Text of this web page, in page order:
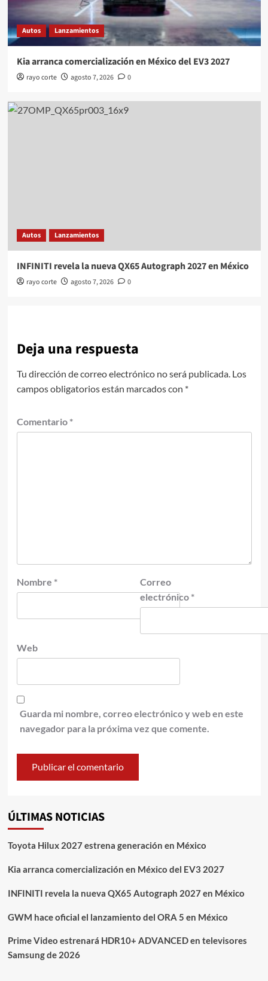
Autos Lanzamientos
Kia arranca comercialización en México del EV3 2027
rayo corte agosto 7, 2026 0
Autos Lanzamientos
INFINITI revela la nueva QX65 Autograph 2027 en México
rayo corte agosto 7, 2026 0
Deja una respuesta
Tu dirección de correo electrónico no será publicada. Los
campos obligatorios están marcados con *
Comentario *
Nombre *
Correo
electrónico *
Web
Guarda mi nombre, correo electrónico y web en este
navegador para la próxima vez que comente.
ÚLTIMAS NOTICIAS
Toyota Hilux 2027 estrena generación en México
Kia arranca comercialización en México del EV3 2027
INFINITI revela la nueva QX65 Autograph 2027 en México
GWM hace oficial el lanzamiento del ORA 5 en México
Prime Video estrenará HDR10+ ADVANCED en televisores
Samsung de 2026